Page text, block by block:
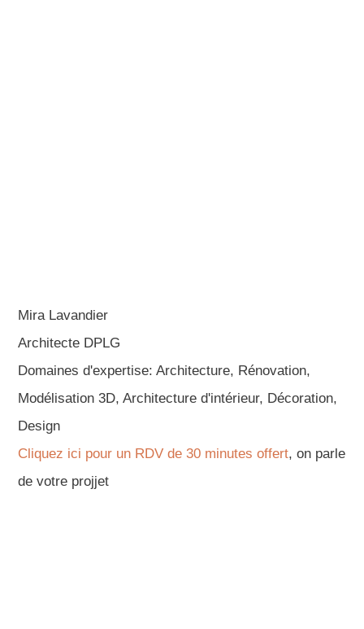
Mira Lavandier
Architecte DPLG
Domaines d'expertise: Architecture, Rénovation,
Modélisation 3D, Architecture d'intérieur, Décoration,
Design
Cliquez ici pour un RDV de 30 minutes offert, on parle
de votre projjet